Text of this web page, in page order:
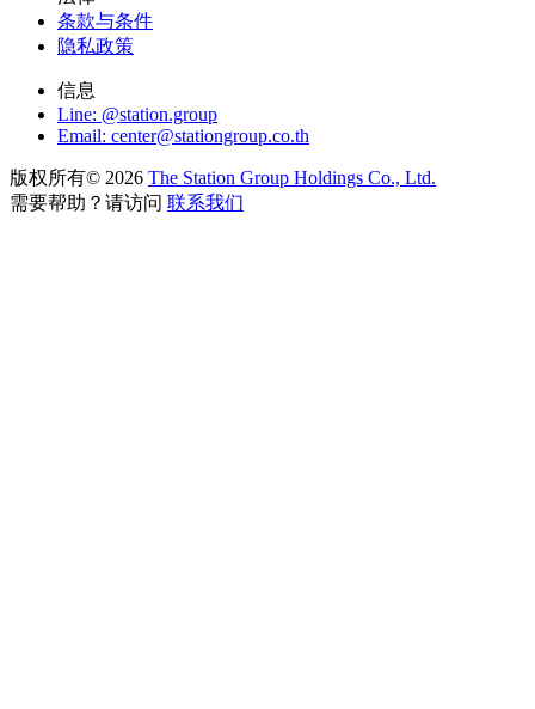
条款与条件
隐私政策
信息
Line: @station.group
Email: center@stationgroup.co.th
版权所有© 2026 The Station Group Holdings Co., Ltd.
需要帮助？请访问 联系我们